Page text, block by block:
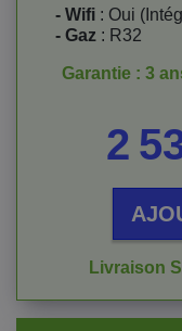
- Wifi : Oui
- Gaz : R32
Garantie : 3
2
Livraison